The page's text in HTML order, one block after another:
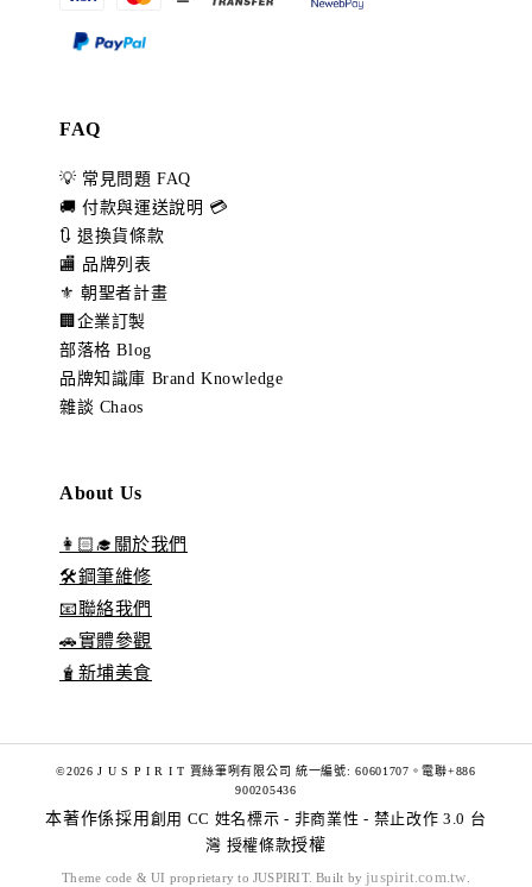
FAQ
💡 常見問題 FAQ
🚚 付款與運送說明 💳
🔃 退換貨條款
🏬 品牌列表
⚜️ 朝聖者計畫
🏢企業訂製
部落格 Blog
品牌知識庫 Brand Knowledge
雜談 Chaos
About Us
👩🏻‍🎓關於我們
🛠️鋼筆維修
📧聯絡我們
🚗實體參觀
🧋新埔美食
©2026 J U S P I R I T 賈絲筆咧有限公司 統一編號: 60601707。電聯+886
900205436
本著作係採用 創用 CC 姓名標示 - 非商業性 - 禁止改作 3.0 台
灣 授權條款授權
Theme code & UI proprietary to JUSPIRIT. Built by juspirit.com.tw